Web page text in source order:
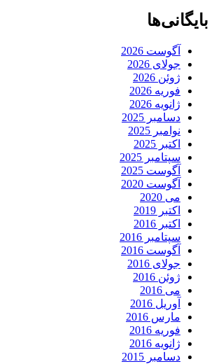
بایگانی‌ها
آگوست 2026
جولای 2026
ژوئن 2026
فوریه 2026
ژانویه 2026
دسامبر 2025
نوامبر 2025
اکتبر 2025
سپتامبر 2025
آگوست 2025
آگوست 2020
می 2020
اکتبر 2019
اکتبر 2016
سپتامبر 2016
آگوست 2016
جولای 2016
ژوئن 2016
می 2016
آوریل 2016
مارس 2016
فوریه 2016
ژانویه 2016
دسامبر 2015